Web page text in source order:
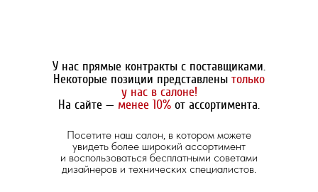
У нас прямые контракты с поставщиками.
Некоторые позиции представлены только
у нас в салоне!
На сайте — менее 10% от ассортимента.
Посетите наш салон, в котором можете
увидеть более широкий ассортимент
и воспользоваться бесплатными советами
дизайнеров и технических специалистов.